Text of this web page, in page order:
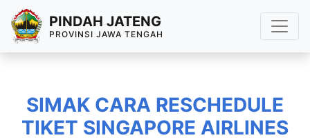
PINDAH JATENG
PROVINSI JAWA TENGAH
SIMAK CARA RESCHEDULE
TIKET SINGAPORE AIRLINES